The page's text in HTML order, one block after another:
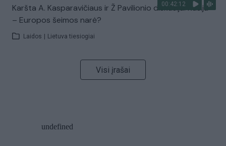
00:42:12
Karšta A. Kasparavičiaus ir Ž Pavilionio diskusija: Rusija
– Europos šeimos narė?
Laidos Lietuva tiesiogiai
Visi įrašai